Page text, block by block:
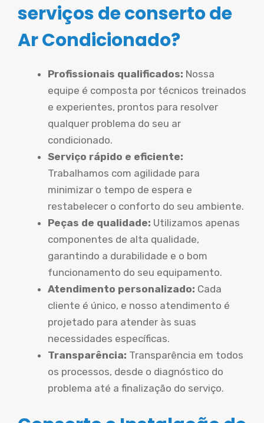
serviços de conserto de
Ar Condicionado?
Profissionais qualificados: Nossa
equipe é composta por técnicos treinados
e experientes, prontos para resolver
qualquer problema do seu ar
condicionado.
Serviço rápido e eficiente:
Trabalhamos com agilidade para
minimizar o tempo de espera e
restabelecer o conforto do seu ambiente.
Peças de qualidade: Utilizamos apenas
componentes de alta qualidade,
garantindo a durabilidade e o bom
funcionamento do seu equipamento.
Atendimento personalizado: Cada
cliente é único, e nosso atendimento é
projetado para atender às suas
necessidades específicas.
Transparência: Transparência em todos
os processos, desde o diagnóstico do
problema até a finalização do serviço.